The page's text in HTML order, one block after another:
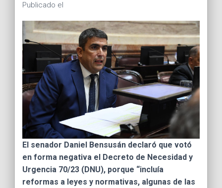
Publicado el
El senador Daniel Bensusán declaró que votó
en forma negativa el Decreto de Necesidad y
Urgencia 70/23 (DNU), porque “incluía
reformas a leyes y normativas, algunas de las